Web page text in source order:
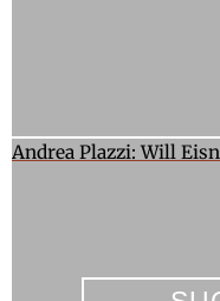
Andrea Plazzi: Will